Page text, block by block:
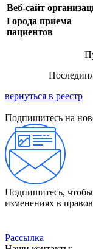
Веб-сайт
Города приема
пациентов
вернуться в реестр
Подпишитесь на
Подпишитесь,
изменениях в
Рассылка